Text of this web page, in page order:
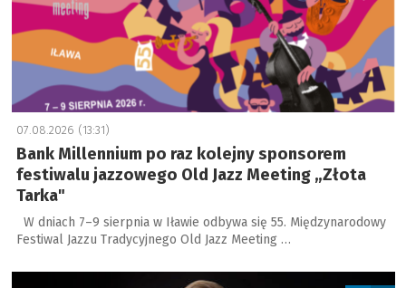
07.08.2026 (13:31)
Bank Millennium po raz kolejny sponsorem
festiwalu jazzowego Old Jazz Meeting „Złota
Tarka"
W dniach 7–9 sierpnia w Iławie odbywa się 55. Międzynarodowy
Festiwal Jazzu Tradycyjnego Old Jazz Meeting …
a